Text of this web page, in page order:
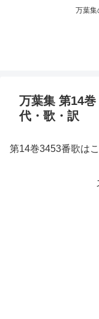
万葉集
万葉集 第14
代・歌・訳
第14巻3453番歌は